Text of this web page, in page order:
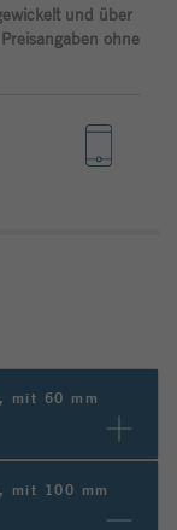
und über
ohne
mit 60 mm
mit 100 mm
weisen eine
um